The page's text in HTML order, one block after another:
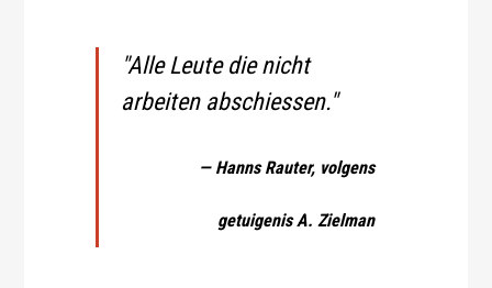
"Alle Leute die nicht
arbeiten abschiessen."
— Hanns Rauter, volgens
getuigenis A. Zielman